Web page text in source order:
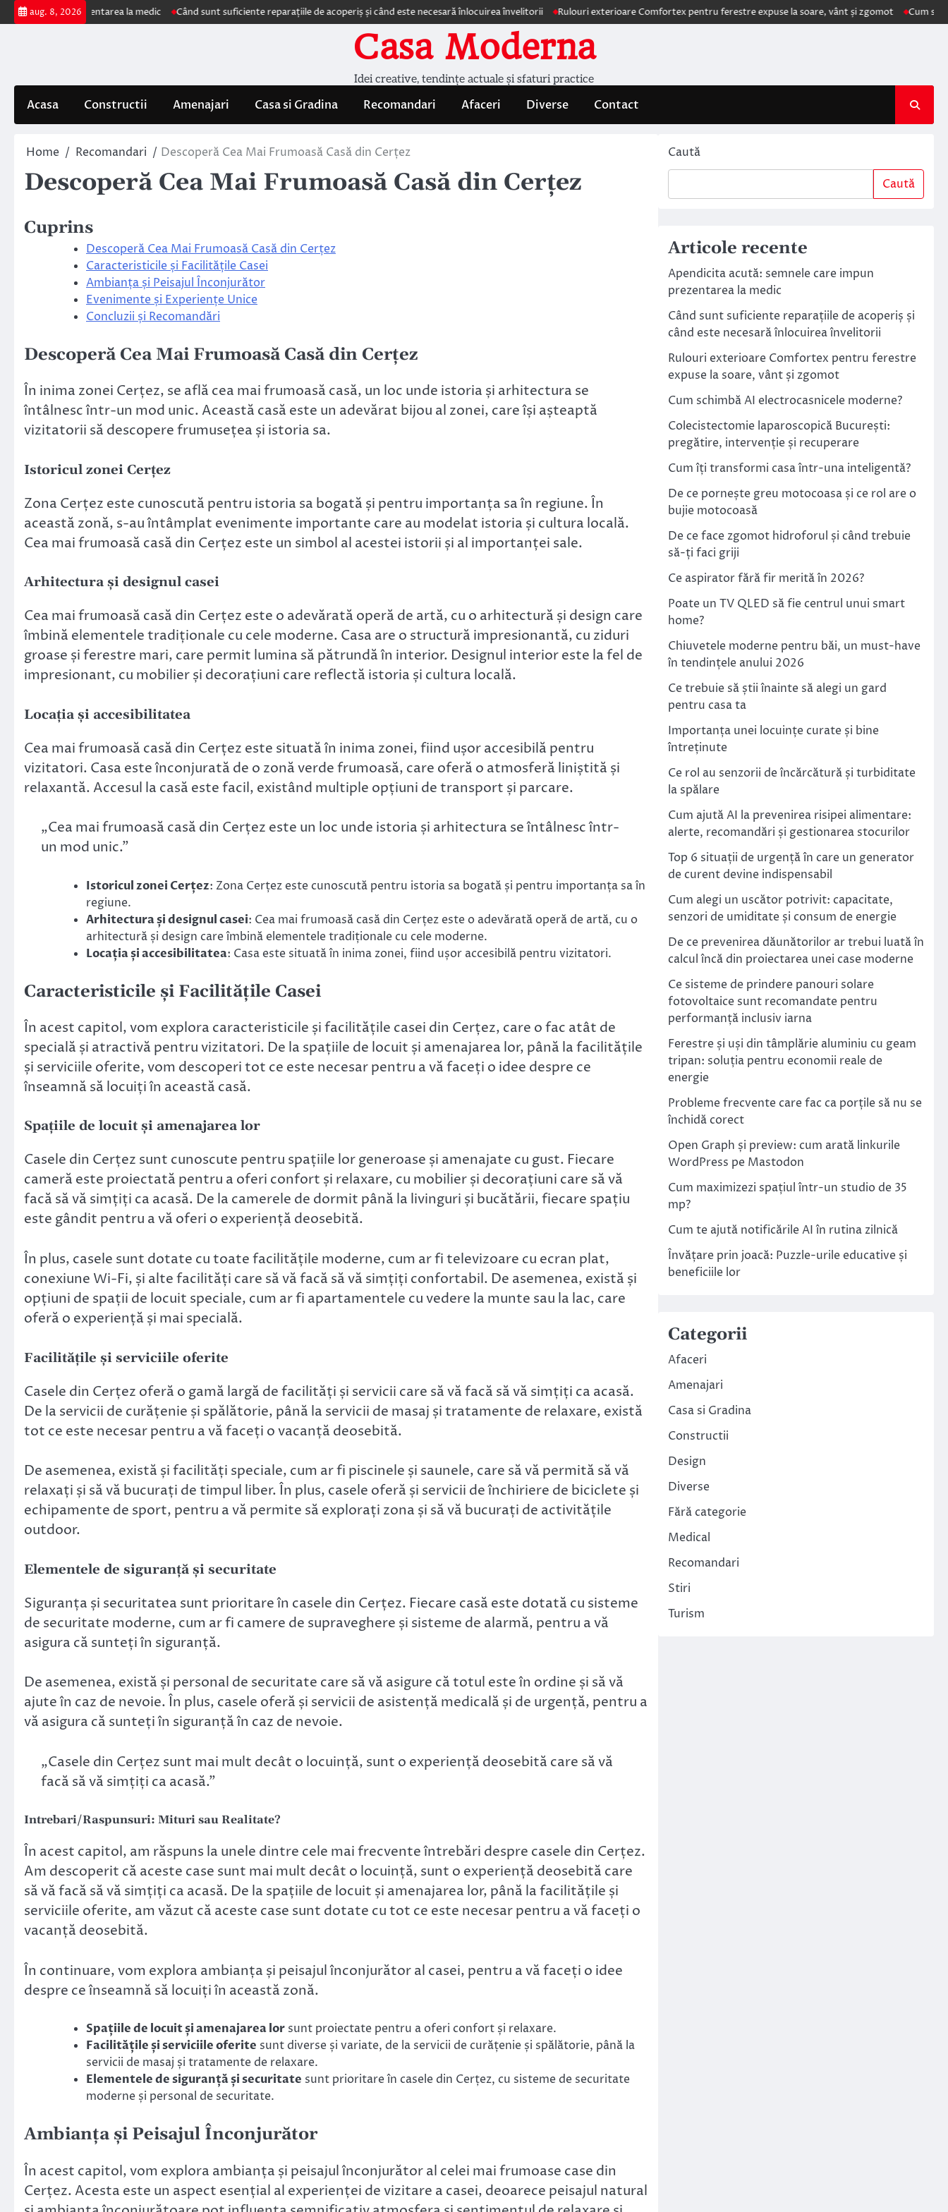
Skip
to
aug. 8, 2026
prezentarea la medic Când sunt suficiente reparațiile de acoperiș și când este necesară înlocuirea învelitorii Rulouri exterioare Comfortex pentru ferestre expuse la soare, vânt și zgomot Cum schimbă AI
Casa Moderna
Idei creative, tendințe actuale și sfaturi practice
Acasa Constructii Amenajari Casa si Gradina Recomandari Afaceri Diverse Contact
Home Recomandari Descoperă Cea Mai Frumoasă Casă din Cerțez
Descoperă Cea Mai Frumoasă Casă din Cerțez
Cuprins
Descoperă Cea Mai Frumoasă Casă din Cerțez
Caracteristicile și Facilitățile Casei
Ambianța și Peisajul Înconjurător
Evenimente și Experiențe Unice
Concluzii și Recomandări
Descoperă Cea Mai Frumoasă Casă din Cerțez
În inima zonei Cerțez, se află cea mai frumoasă casă, un loc unde istoria și arhitectura se
întâlnesc într-un mod unic. Această casă este un adevărat bijou al zonei, care își așteaptă
vizitatorii să descopere frumusețea și istoria sa.
Istoricul zonei Cerțez
Zona Cerțez este cunoscută pentru istoria sa bogată și pentru importanța sa în regiune. În
această zonă, s-au întâmplat evenimente importante care au modelat istoria și cultura locală.
Cea mai frumoasă casă din Cerțez este un simbol al acestei istorii și al importanței sale.
Arhitectura și designul casei
Cea mai frumoasă casă din Cerțez este o adevărată operă de artă, cu o arhitectură și design care
îmbină elementele tradiționale cu cele moderne. Casa are o structură impresionantă, cu ziduri
groase și ferestre mari, care permit lumina să pătrundă în interior. Designul interior este la fel de
impresionant, cu mobilier și decorațiuni care reflectă istoria și cultura locală.
Locația și accesibilitatea
Cea mai frumoasă casă din Cerțez este situată în inima zonei, fiind ușor accesibilă pentru
vizitatori. Casa este înconjurată de o zonă verde frumoasă, care oferă o atmosferă liniștită și
relaxantă. Accesul la casă este facil, existând multiple opțiuni de transport și parcare.
„Cea mai frumoasă casă din Cerțez este un loc unde istoria și arhitectura se întâlnesc într-
un mod unic.”
Istoricul zonei Cerțez: Zona Cerțez este cunoscută pentru istoria sa bogată și pentru importanța sa în
regiune.
Arhitectura și designul casei: Cea mai frumoasă casă din Cerțez este o adevărată operă de artă, cu o
arhitectură și design care îmbină elementele tradiționale cu cele moderne.
Locația și accesibilitatea: Casa este situată în inima zonei, fiind ușor accesibilă pentru vizitatori.
Caracteristicile și Facilitățile Casei
În acest capitol, vom explora caracteristicile și facilitățile casei din Cerțez, care o fac atât de
specială și atractivă pentru vizitatori. De la spațiile de locuit și amenajarea lor, până la facilitățile
și serviciile oferite, vom descoperi tot ce este necesar pentru a vă faceți o idee despre ce
înseamnă să locuiți în această casă.
Spațiile de locuit și amenajarea lor
Casele din Cerțez sunt cunoscute pentru spațiile lor generoase și amenajate cu gust. Fiecare
cameră este proiectată pentru a oferi confort și relaxare, cu mobilier și decorațiuni care să vă
facă să vă simțiți ca acasă. De la camerele de dormit până la livinguri și bucătării, fiecare spațiu
este gândit pentru a vă oferi o experiență deosebită.
În plus, casele sunt dotate cu toate facilitățile moderne, cum ar fi televizoare cu ecran plat,
conexiune Wi-Fi, și alte facilități care să vă facă să vă simțiți confortabil. De asemenea, există și
opțiuni de spații de locuit speciale, cum ar fi apartamentele cu vedere la munte sau la lac, care
oferă o experiență și mai specială.
Facilitățile și serviciile oferite
Casele din Cerțez oferă o gamă largă de facilități și servicii care să vă facă să vă simțiți ca acasă.
De la servicii de curățenie și spălătorie, până la servicii de masaj și tratamente de relaxare, există
tot ce este necesar pentru a vă faceți o vacanță deosebită.
De asemenea, există și facilități speciale, cum ar fi piscinele și saunele, care să vă permită să vă
relaxați și să vă bucurați de timpul liber. În plus, casele oferă și servicii de închiriere de biciclete și
echipamente de sport, pentru a vă permite să explorați zona și să vă bucurați de activitățile
outdoor.
Elementele de siguranță și securitate
Siguranța și securitatea sunt prioritare în casele din Cerțez. Fiecare casă este dotată cu sisteme
de securitate moderne, cum ar fi camere de supraveghere și sisteme de alarmă, pentru a vă
asigura că sunteți în siguranță.
De asemenea, există și personal de securitate care să vă asigure că totul este în ordine și să vă
ajute în caz de nevoie. În plus, casele oferă și servicii de asistență medicală și de urgență, pentru a
vă asigura că sunteți în siguranță în caz de nevoie.
„Casele din Cerțez sunt mai mult decât o locuință, sunt o experiență deosebită care să vă
facă să vă simțiți ca acasă.”
Intrebari/Raspunsuri: Mituri sau Realitate?
În acest capitol, am răspuns la unele dintre cele mai frecvente întrebări despre casele din Cerțez.
Am descoperit că aceste case sunt mai mult decât o locuință, sunt o experiență deosebită care
să vă facă să vă simțiți ca acasă. De la spațiile de locuit și amenajarea lor, până la facilitățile și
serviciile oferite, am văzut că aceste case sunt dotate cu tot ce este necesar pentru a vă faceți o
vacanță deosebită.
În continuare, vom explora ambianța și peisajul înconjurător al casei, pentru a vă faceți o idee
despre ce înseamnă să locuiți în această zonă.
Spațiile de locuit și amenajarea lor sunt proiectate pentru a oferi confort și relaxare.
Facilitățile și serviciile oferite sunt diverse și variate, de la servicii de curățenie și spălătorie, până la
servicii de masaj și tratamente de relaxare.
Elementele de siguranță și securitate sunt prioritare în casele din Cerțez, cu sisteme de securitate
moderne și personal de securitate.
Ambianța și Peisajul Înconjurător
În acest capitol, vom explora ambianța și peisajul înconjurător al celei mai frumoase case din
Cerțez. Acesta este un aspect esențial al experienței de vizitare a casei, deoarece peisajul natural
Caută
Caută
Articole recente
Apendicita acută: semnele care impun
prezentarea la medic
Când sunt suficiente reparațiile de acoperiș și
când este necesară înlocuirea învelitorii
Rulouri exterioare Comfortex pentru ferestre
expuse la soare, vânt și zgomot
Cum schimbă AI electrocasnicele moderne?
Colecistectomie laparoscopică București:
pregătire, intervenție și recuperare
Cum îți transformi casa într-una inteligentă?
De ce pornește greu motocoasa și ce rol are o
bujie motocoasă
De ce face zgomot hidroforul și când trebuie
să-ți faci griji
Ce aspirator fără fir merită în 2026?
Poate un TV QLED să fie centrul unui smart
home?
Chiuvetele moderne pentru băi, un must-have
în tendințele anului 2026
Ce trebuie să știi înainte să alegi un gard
pentru casa ta
Importanța unei locuințe curate și bine
întreținute
Ce rol au senzorii de încărcătură și turbiditate
la spălare
Cum ajută AI la prevenirea risipei alimentare:
alerte, recomandări și gestionarea stocurilor
Top 6 situații de urgență în care un generator
de curent devine indispensabil
Cum alegi un uscător potrivit: capacitate,
senzori de umiditate și consum de energie
De ce prevenirea dăunătorilor ar trebui luată în
calcul încă din proiectarea unei case moderne
Ce sisteme de prindere panouri solare
fotovoltaice sunt recomandate pentru
performanță inclusiv iarna
Ferestre și uși din tâmplărie aluminiu cu geam
tripan: soluția pentru economii reale de
energie
Probleme frecvente care fac ca porțile să nu se
închidă corect
Open Graph și preview: cum arată linkurile
WordPress pe Mastodon
Cum maximizezi spațiul într-un studio de 35
mp?
Cum te ajută notificările AI în rutina zilnică
Învățare prin joacă: Puzzle-urile educative și
beneficiile lor
Categorii
Afaceri
Amenajari
Casa si Gradina
Constructii
Design
Diverse
Fără categorie
Medical
Recomandari
Stiri
Turism